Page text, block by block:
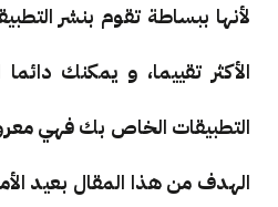
لأنها ببساطة تقوم بنشر
الأكثر تقييما، و يمكنك
التطبيقات الخاص بك فهي
الهدف من هذا المقال بعيد